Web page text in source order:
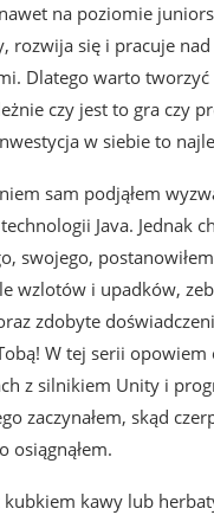
na poziomie
rozwija się i pracuje
Dlatego warto
czy jest to gra czy
w siebie to
sam podjąłem
Java. Jednak
swojego,
wzlotów i upadków,
zdobyte
W tej serii opowiem
z silnikiem Unity i
zaczynałem, skąd
osiągnąłem.
kubkiem kawy lub